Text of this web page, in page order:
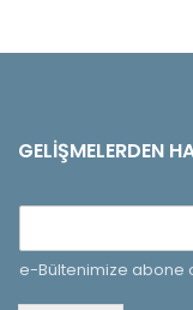
GELIŞMELERDEN
e-Bültenimize abone